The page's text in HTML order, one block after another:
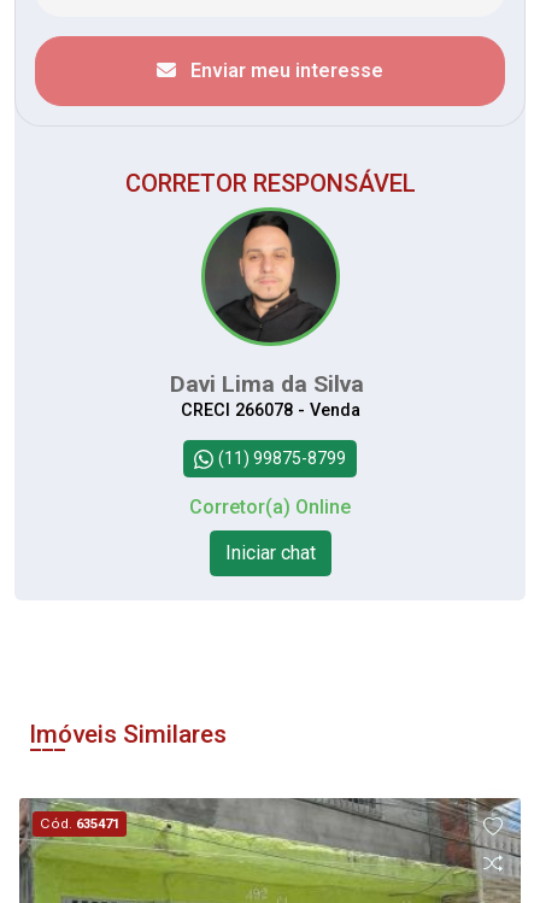
Enviar meu interesse
CORRETOR RESPONSÁVEL
Davi Lima da Silva
CRECI 266078 - Venda
(11) 99875-8799
Corretor(a) Online
Iniciar chat
Imóveis Similares
Cód. 635471